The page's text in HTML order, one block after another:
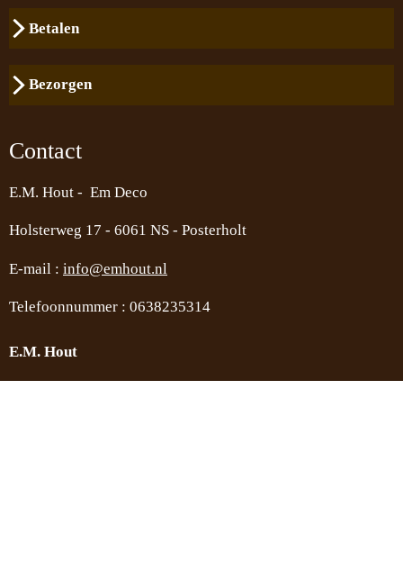
Betalen
Bezorgen
Contact
E.M. Hout - Em Deco
Holsterweg 17 - 6061 NS - Posterholt
E-mail : info@emhout.nl
Telefoonnummer : 0638235314
E.M. Hout